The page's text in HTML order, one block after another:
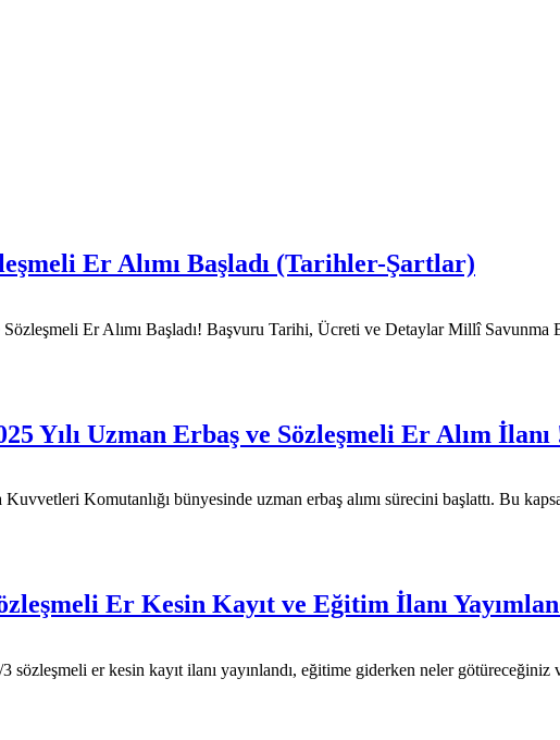
Er Alımı Başladı (Tarihler-Şartlar)
Er Alımı Başladı! Başvuru Tarihi, Ücreti ve Detaylar Millî Savunma
Yılı Uzman Erbaş ve Sözleşmeli Er Alım İlanı
Komutanlığı bünyesinde uzman erbaş alımı sürecini başlattı. Bu
Er Kesin Kayıt ve Eğitim İlanı
er kesin kayıt ilanı yayınlandı, eğitime giderken neler